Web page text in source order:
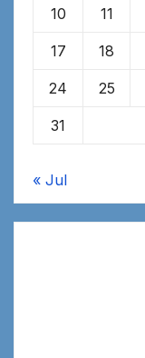
10 11
17 18
24 25
31
« Jul